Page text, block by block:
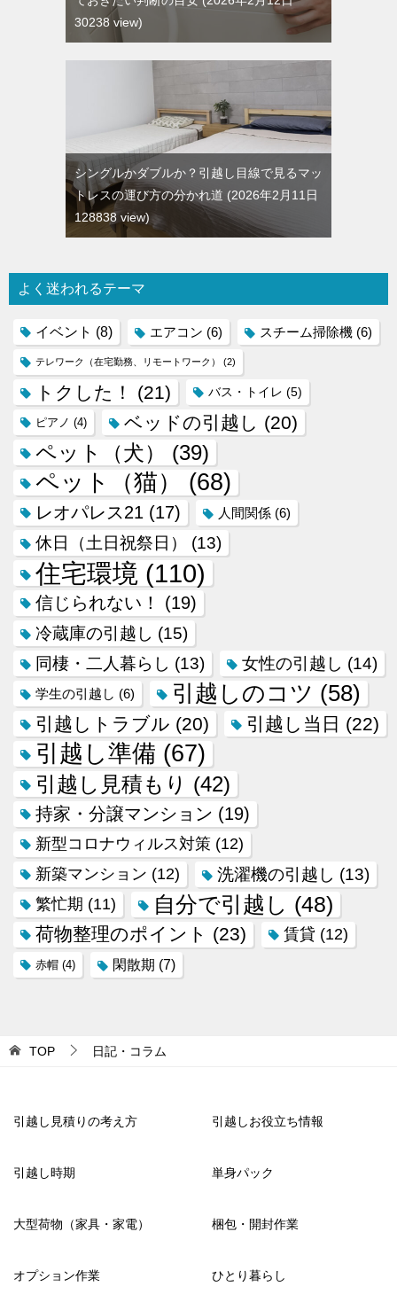
30238 view
シングルかダブルか？引越し目線で見るマッ
トレスの運び方の分かれ道
2026年2月11日
128838 view
よく迷われるテーマ
イベント (8) エアコン (6) スチーム掃除機 (6)
テレワーク（在宅勤務、リモートワーク） (2)
トクした！ (21) バス・トイレ (5)
ピアノ (4) ベッドの引越し (20)
ペット（犬） (39)
ペット（猫） (68)
レオパレス21 (17) 人間関係 (6)
休日（土日祝祭日） (13)
住宅環境 (110)
信じられない！ (19)
冷蔵庫の引越し (15)
同棲・二人暮らし (13) 女性の引越し (14)
学生の引越し (6) 引越しのコツ (58)
引越しトラブル (20) 引越し当日 (22)
引越し準備 (67)
引越し見積もり (42)
持家・分譲マンション (19)
新型コロナウィルス対策 (12)
新築マンション (12) 洗濯機の引越し (13)
繁忙期 (11) 自分で引越し (48)
荷物整理のポイント (23) 賃貸 (12)
赤帽 (4) 閑散期 (7)
TOP 日記・コラム
引越し見積りの考え方 引越しお役立ち情報
引越し時期 単身パック
大型荷物（家具・家電） 梱包・開封作業
オプション作業 ひとり暮らし